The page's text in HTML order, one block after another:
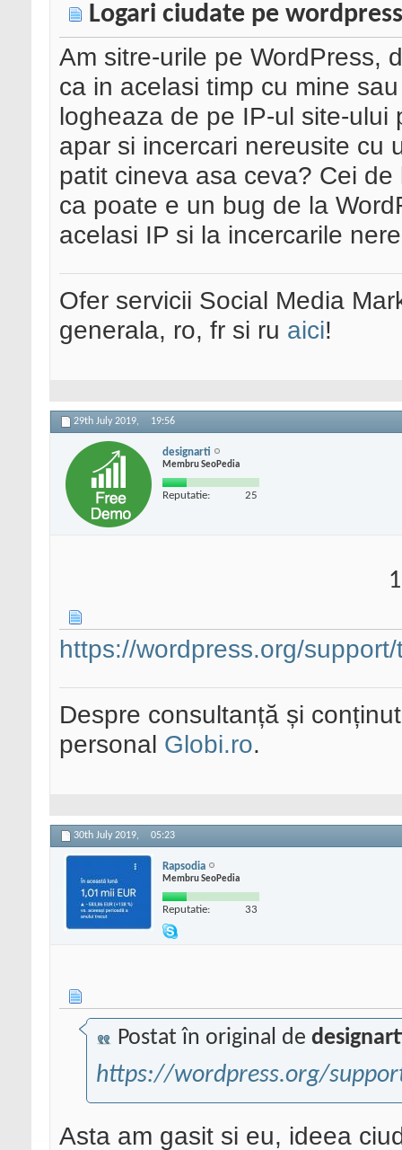
Logari ciudate pe wordpress
Am sitre-urile pe WordPress,
ca in acelasi timp cu mine
logheaza de pe IP-ul site-
apar si incercari nereusite cu
patit cineva asa ceva? Cei
ca poate e un bug de la
acelasi IP si la incercarile
Ofer servicii Social Media
generala, ro, fr si ru aici!
29th July 2019, 19:56
designarti
Membru SeoPedia
Reputatie: 25
https://wordpress.org/
Despre consultanță și
personal Globi.ro.
30th July 2019, 05:23
Rapsodia
Membru SeoPedia
Reputatie: 33
Postat în original de
https://wordpress.org/
Asta am gasit si eu, ideea